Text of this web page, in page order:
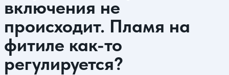
включения не
происходит. Пламя на
фитиле как-то
регулируется?